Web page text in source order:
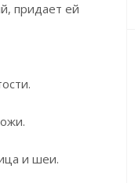
придает ей
и шеи.